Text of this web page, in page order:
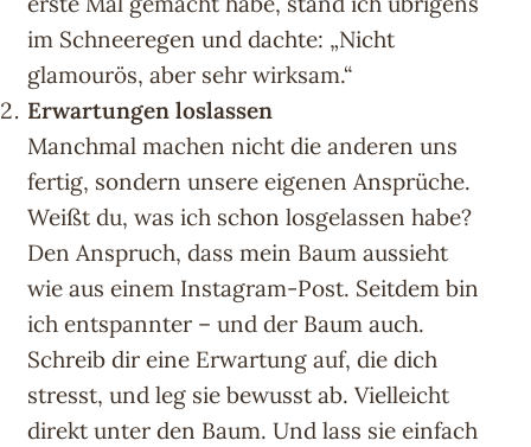
im Schneeregen und dachte: „Nicht
glamourös, aber sehr wirksam.“
Erwartungen loslassen
Manchmal machen nicht die anderen uns
fertig, sondern unsere eigenen Ansprüche.
Weißt du, was ich schon losgelassen habe?
Den Anspruch, dass mein Baum aussieht
wie aus einem Instagram-Post. Seitdem bin
ich entspannter – und der Baum auch.
Schreib dir eine Erwartung auf, die dich
stresst, und leg sie bewusst ab. Vielleicht
direkt unter den Baum. Und lass sie einfach